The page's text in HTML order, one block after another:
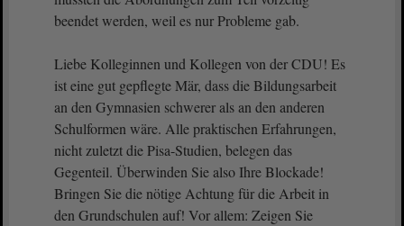
beendet werden, weil es nur Probleme gab.
Liebe Kolleginnen und Kollegen von der CDU! Es
ist eine gut gepflegte Mär, dass die Bildungsarbeit
an den Gymnasien schwerer als an den anderen
Schulformen wäre. Alle praktischen Erfahrungen,
nicht zuletzt die Pisa-Studien, belegen das
Gegenteil. Überwinden Sie also Ihre Blockade!
Bringen Sie die nötige Achtung für die Arbeit in
den Grundschulen auf! Vor allem: Zeigen Sie